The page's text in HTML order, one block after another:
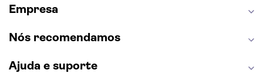
Castelo de São Jorge
Mosteiro dos Jerónimos
Empresa
Nós recomendamos
Ajuda e suporte